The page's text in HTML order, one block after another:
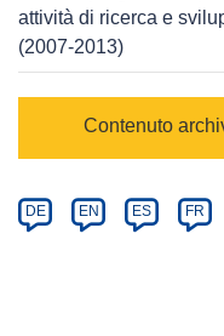
attività di ricerca e
(2007-2013)
Category
Contenuto
Article
available
DE EN ES FR